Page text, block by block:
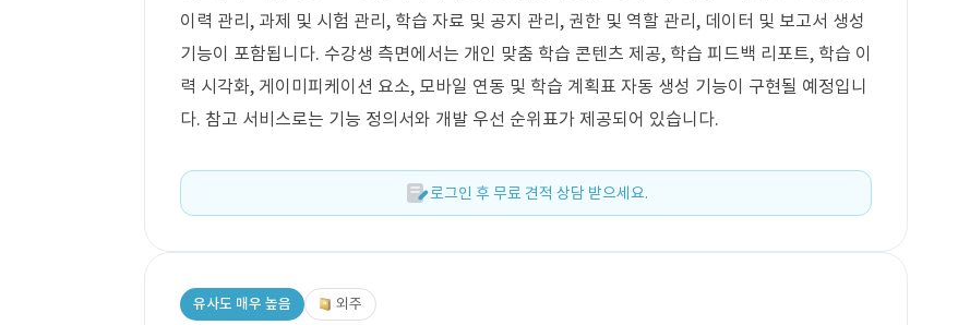
이력 관리, 과제 및 시험 관리, 학습 자료 및 공지 관리, 권한 및 역할 관리, 데이터 및 보고서 생성
기능이 포함됩니다. 수강생 측면에서는 개인 맞춤 학습 콘텐츠 제공, 학습 피드백 리포트, 학습 이
력 시각화, 게이미피케이션 요소, 모바일 연동 및 학습 계획표 자동 생성 기능이 구현될 예정입니
다. 참고 서비스로는 기능 정의서와 개발 우선 순위표가 제공되어 있습니다.
로그인 후 무료 견적 상담 받으세요.
유사도 매우 높음 외주